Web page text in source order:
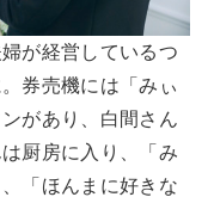
が経営しているつ
券売機には「みぃ
があり、白間さん
厨房に入り、「み
「ほんまに好きな